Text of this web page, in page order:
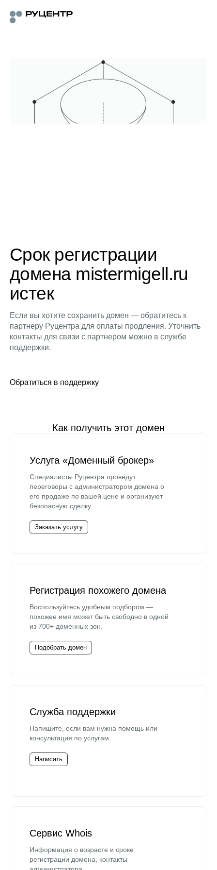
Срок регистрации
домена mistermigell.ru
истек
Если вы хотите сохранить домен — обратитесь к
партнеру Руцентра для оплаты продления. Уточнить
контакты для связи с партнером можно в службе
поддержки.
Обратиться в поддержку
Как получить этот домен
Услуга «Доменный брокер»
Специалисты Руцентра проведут
переговоры с администратором домена о
его продаже по вашей цене и организуют
безопасную сделку.
Заказать услугу
Регистрация похожего домена
Воспользуйтесь удобным подбором —
похожее имя может быть свободно в одной
из 700+ доменных зон.
Подобрать домен
Служба поддержки
Напишите, если вам нужна помощь или
консультация по услугам.
Написать
Сервис Whois
Информация о возрасте и сроке
регистрации домена, контакты